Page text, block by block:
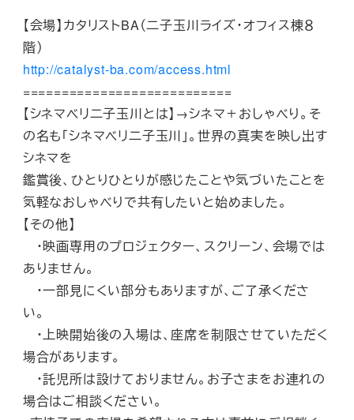
【会場】カタリストBA（二子玉川ライズ・オフィス棟８
階）
http://catalyst-ba.com/access.html
===========================
【シネマベリ二子玉川とは】→シネマ＋おしゃべり。そ
の名も「シネマベリ二子玉川」。世界の真実を映し出す
シネマを
鑑賞後、ひとりひとりが感じたことや気づいたことを
気軽なおしゃべりで共有したいと始めました。
【その他】
・映画専用のプロジェクター、スクリーン、会場では
ありません。
・一部見にくい部分もありますが、ご了承くださ
い。
・上映開始後の入場は、座席を制限させていただく
場合があります。
・託児所は設けておりません。お子さまをお連れの
場合はご相談ください。